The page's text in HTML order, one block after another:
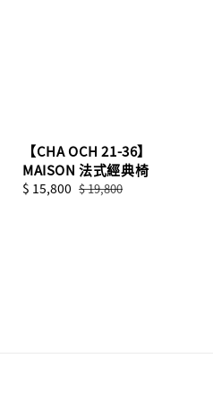
【CHA OCH 21-36】
MAISON 法式經典椅
Sale
$ 15,800 Regular
$ 19,800